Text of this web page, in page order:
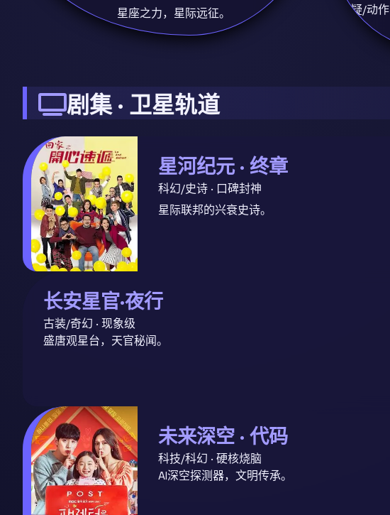
星座之力，星际远征。
悬疑/动作
剧集 · 卫星轨道
星河纪元 · 终章
科幻/史诗 · 口碑封神
星际联邦的兴衰史诗。
长安星官·夜行
古装/奇幻 · 现象级
盛唐观星台，天官秘闻。
未来深空 · 代码
科技/科幻 · 硬核烧脑
AI深空探测器，文明传承。